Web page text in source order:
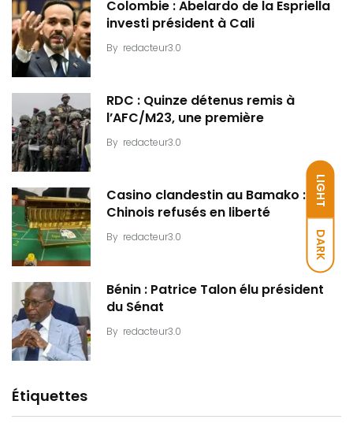
LIGHT
DARK
Colombie : Abelardo de la Espriella
investi président à Cali
By redacteur3.0
RDC : Quinze détenus remis à
l’AFC/M23, une première
By redacteur3.0
Casino clandestin au Bamako : Dix
Chinois refusés en liberté
By redacteur3.0
Bénin : Patrice Talon élu président
du Sénat
By redacteur3.0
Étiquettes